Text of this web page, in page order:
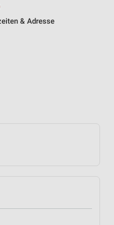
& Adresse